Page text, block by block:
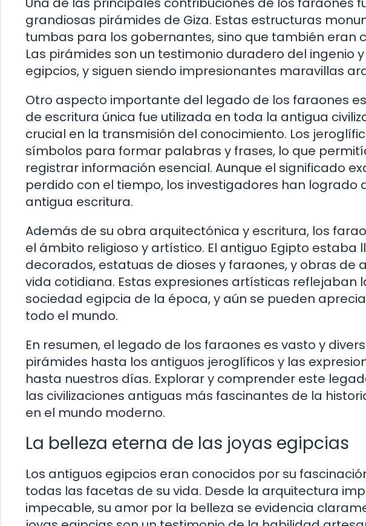
grandiosas pirámides de Giza. Estas estructuras
tumbas para los gobernantes, sino que también eran
Las pirámides son un testimonio duradero del ingenio
egipcios, y siguen siendo impresionantes maravillas
Otro aspecto importante del legado de los faraones
de escritura única fue utilizada en toda la antigua
crucial en la transmisión del conocimiento. Los
símbolos para formar palabras y frases, lo que
registrar información esencial. Aunque el significado
perdido con el tiempo, los investigadores han
antigua escritura.
Además de su obra arquitectónica y escritura, los
el ámbito religioso y artístico. El antiguo Egipto
decorados, estatuas de dioses y faraones, y obras
vida cotidiana. Estas expresiones artísticas reflejaban
sociedad egipcia de la época, y aún se pueden
todo el mundo.
En resumen, el legado de los faraones es vasto y
pirámides hasta los antiguos jeroglíficos y las
hasta nuestros días. Explorar y comprender este
las civilizaciones antiguas más fascinantes de la
en el mundo moderno.
La belleza eterna de las joyas egipcias
Los antiguos egipcios eran conocidos por su
todas las facetas de su vida. Desde la arquitectura
impecable, su amor por la belleza se evidencia